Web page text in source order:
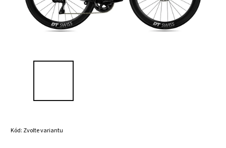
Kód: Zvolte variantu